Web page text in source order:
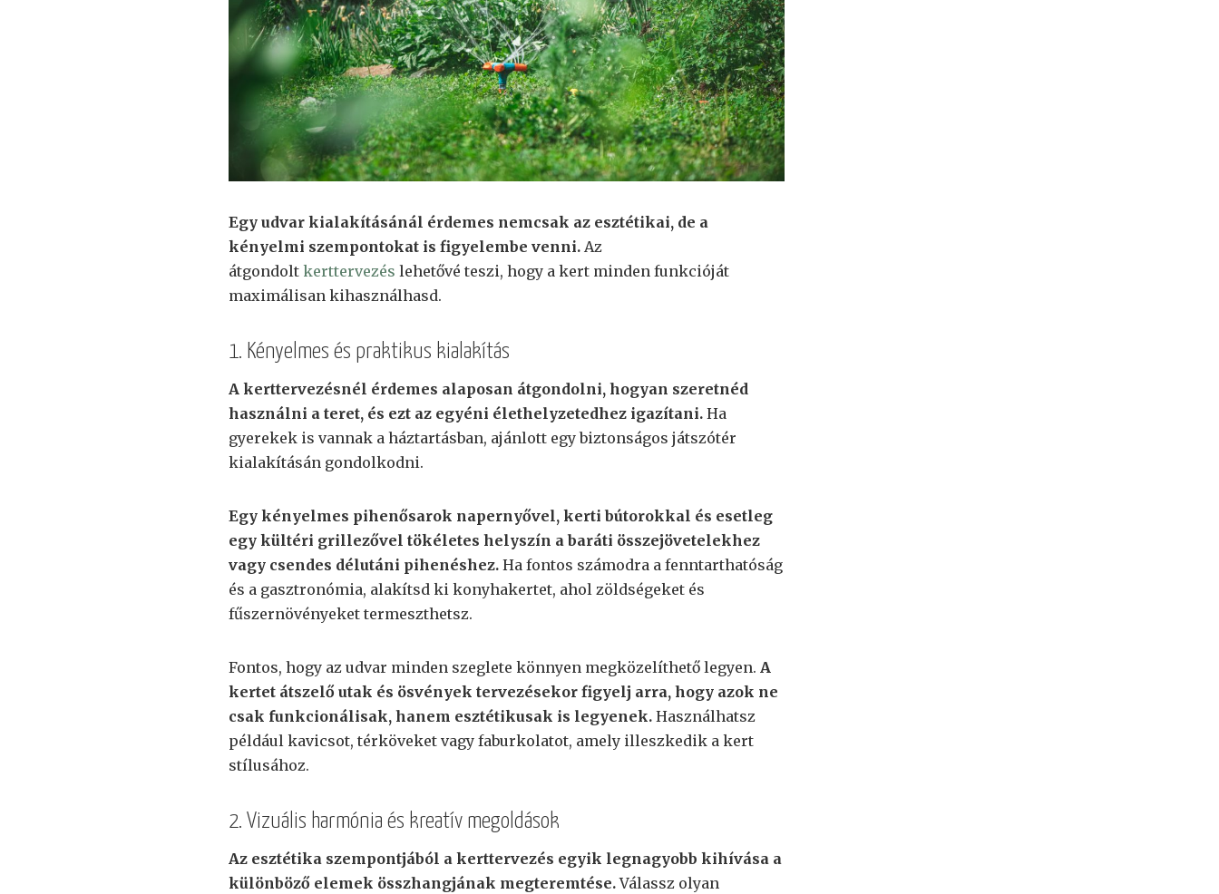
Egy udvar kialakításánál érdemes nemcsak az esztétikai, de a
kényelmi szempontokat is figyelembe venni. Az
átgondolt kerttervezés lehetővé teszi, hogy a kert minden funkcióját
maximálisan kihasználhasd.
1. Kényelmes és praktikus kialakítás
A kerttervezésnél érdemes alaposan átgondolni, hogyan szeretnéd
használni a teret, és ezt az egyéni élethelyzetedhez igazítani. Ha
gyerekek is vannak a háztartásban, ajánlott egy biztonságos játszótér
kialakításán gondolkodni.
Egy kényelmes pihenősarok napernyővel, kerti bútorokkal és esetleg
egy kültéri grillezővel tökéletes helyszín a baráti összejövetelekhez
vagy csendes délutáni pihenéshez. Ha fontos számodra a fenntarthatóság
és a gasztronómia, alakítsd ki konyhakertet, ahol zöldségeket és
fűszernövényeket termeszthetsz.
Fontos, hogy az udvar minden szeglete könnyen megközelíthető legyen. A
kertet átszelő utak és ösvények tervezésekor figyelj arra, hogy azok ne
csak funkcionálisak, hanem esztétikusak is legyenek. Használhatsz
például kavicsot, térköveket vagy faburkolatot, amely illeszkedik a kert
stílusához.
2. Vizuális harmónia és kreatív megoldások
Az esztétika szempontjából a kerttervezés egyik legnagyobb kihívása a
különböző elemek összhangjának megteremtése.Válassz olyan